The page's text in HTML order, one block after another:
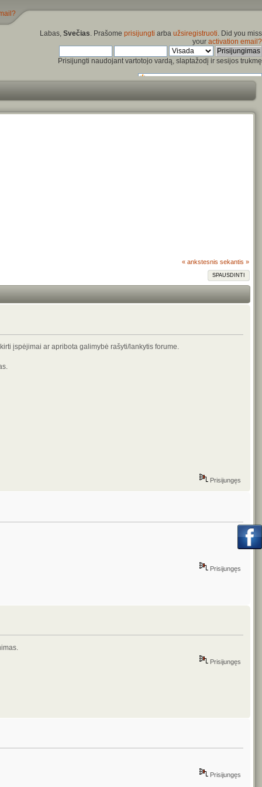
Labas, Svečias. Prašome prisijungti arba užsiregistruoti. Did you miss
your activation email?
Prisijungti naudojant vartotojo vardą, slaptažodį ir sesijos trukmę
« ankstesnis sekantis »
SPAUSDINTI
įspėjimai ar apribota galimybė rašyti/lankytis forume.
Prisijungęs
Prisijungęs
Prisijungęs
Prisijungęs